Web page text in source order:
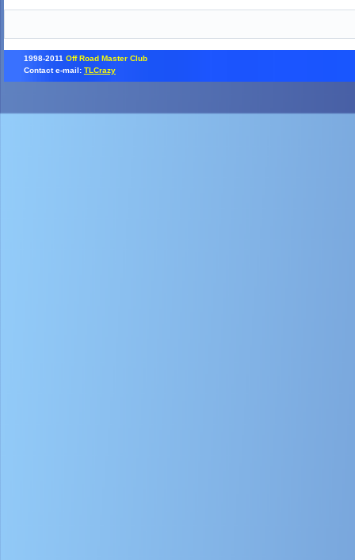
1998-2011 Off Road Master Club
Contact e-mail: TLCrazy